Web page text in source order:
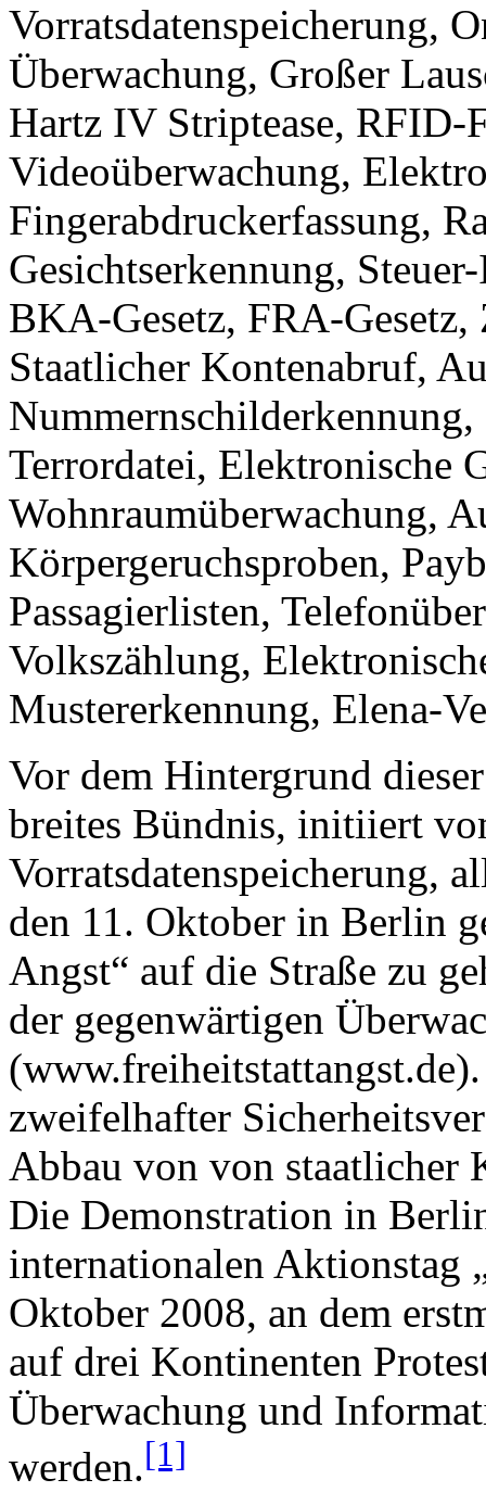
Vorratsdatenspeicherung,
Überwachung, Großer
Hartz IV Striptease, RFID-
Videoüberwachung,
Fingerabdruckerfassung,
Gesichtserkennung,
BKA-Gesetz, FRA-Gesetz,
Staatlicher Kontenabruf,
Terrordatei, Elektronische
Wohnraumüberwachung,
Körpergeruchsproben,
Passagierlisten,
Volkszählung,
Mustererkennung, Elena-
Vor dem Hintergrund
breites Bündnis, initiiert
Vorratsdatenspeicherung,
den 11. Oktober in Berlin
Angst“ auf die Straße zu
der gegenwärtigen
zweifelhafter
Abbau von von staatlicher
Die Demonstration in
internationalen Aktionstag
Oktober 2008, an dem
auf drei Kontinenten
Überwachung und
werden.[1]